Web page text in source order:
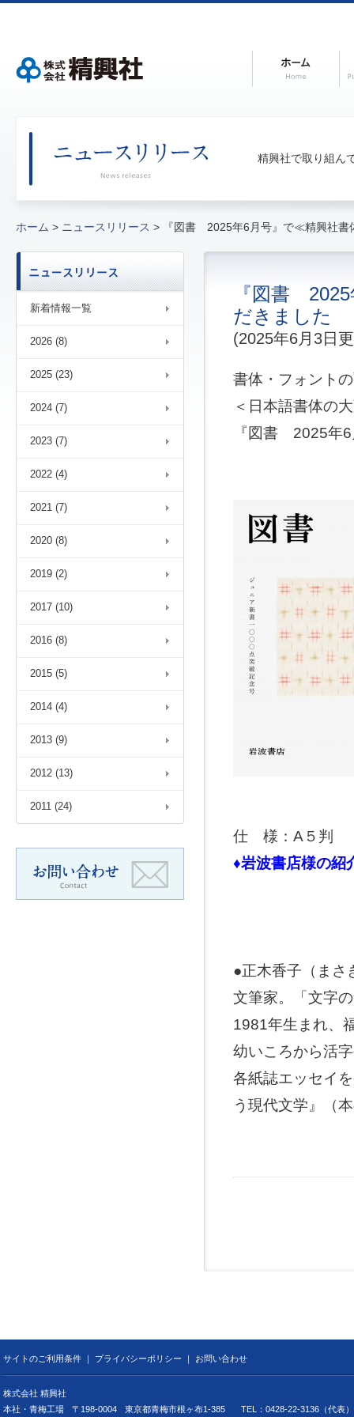
精興社で取り組ん
ホーム > ニュースリリース > 『図書 2025年6月号』で≪精興社書
新着情報一覧
2026 (8)
2025 (23)
2024 (7)
2023 (7)
2022 (4)
2021 (7)
2020 (8)
2019 (2)
2017 (10)
2016 (8)
2015 (5)
2014 (4)
2013 (9)
2012 (13)
2011 (24)
『図書
だきました
(2025年6月3日
書体・フォント
＜日本語書体の
『図書 2025年6
仕 様：A５判
♦岩波書店様の紹
●正木香子（ま
文筆家。「文字
1981年生まれ、
幼いころから活
各紙誌エッセイ
う現代文学』（
サイトのご利用条件 ｜ プライバシーポリシー ｜ お問い合わせ
株式会社 精興社
本社・青梅工場
〒198-0004 東京都青梅市根ヶ布1-385 TEL：0428-22-3136（代表）